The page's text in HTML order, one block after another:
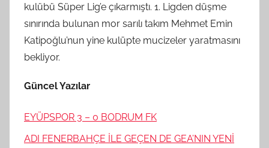
kulübü Süper Lig’e çıkarmıştı. 1. Ligden düşme
sınırında bulunan mor sarılı takım Mehmet Emin
Katipoğlu’nun yine kulüpte mucizeler yaratmasını
bekliyor.
Güncel Yazılar
EYÜPSPOR 3 – 0 BODRUM FK
ADI FENERBAHÇE İLE GEÇEN DE GEA’NIN YENİ